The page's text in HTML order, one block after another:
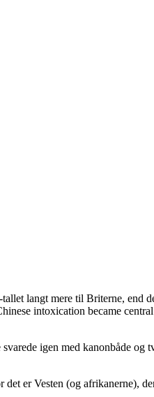
langt mere til Briterne, end
intoxication became
igen med kanonbåde og
er Vesten (og afrikanerne),